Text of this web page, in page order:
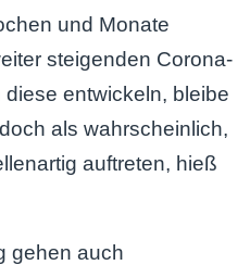
und Monate
steigenden Corona-
entwickeln, bleibe
als wahrscheinlich,
auftreten, hieß
gehen auch